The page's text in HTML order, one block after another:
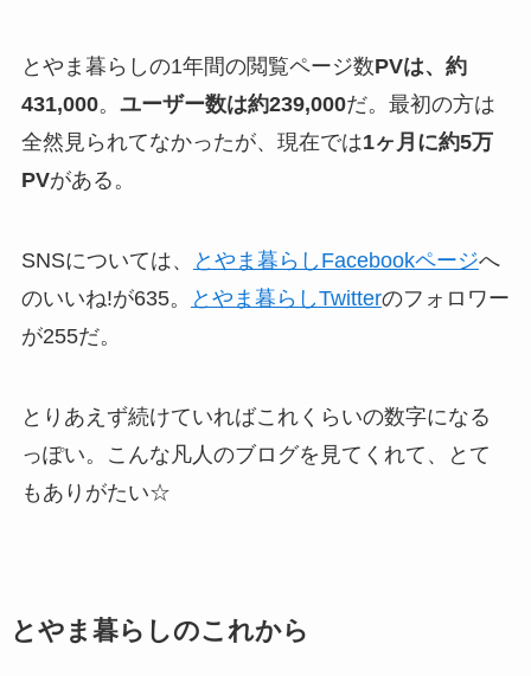
とやま暮らしの1年間の閲覧ページ数PVは、約
431,000。 ユーザー数は約239,000だ。最初の方は
全然見られてなかったが、現在では1ヶ月に約5万
PVがある。
SNSについては、 とやま暮らしFacebookページへ
のいいね!が635。
とやま暮らしTwitterのフォロワー
が255だ。
とりあえず続けていればこれくらいの数字になる
っぽい。こんな凡人のブログを見てくれて、とて
もありがたい☆
とやま暮らしのこれから